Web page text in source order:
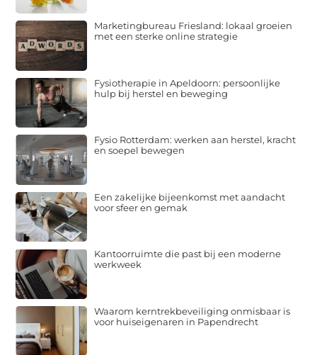
Marketingbureau Friesland: lokaal groeien
met een sterke online strategie
Fysiotherapie in Apeldoorn: persoonlijke
hulp bij herstel en beweging
Fysio Rotterdam: werken aan herstel, kracht
en soepel bewegen
Een zakelijke bijeenkomst met aandacht
voor sfeer en gemak
Kantoorruimte die past bij een moderne
werkweek
Waarom kerntrekbeveiliging onmisbaar is
voor huiseigenaren in Papendrecht